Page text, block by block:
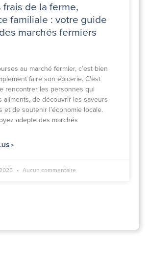
frais de la ferme,
familiale : votre guide
marchés fermiers
au marché fermier, c’est bien
faire son épicerie. C’est
rencontrer les personnes qui
aliments, de découvrir les saveurs
et de soutenir l’économie locale.
adepte des marchés
>
Aucun commentaire